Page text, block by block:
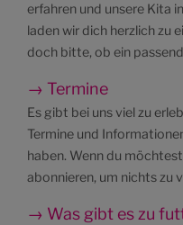
erfahren und unsere Kita
laden wir dich herzlich zu
doch bitte, ob ein
→ Termine
Es gibt bei uns viel zu
Termine und
haben. Wenn du
abonnieren, um nichts zu
→ Was gibt es zu